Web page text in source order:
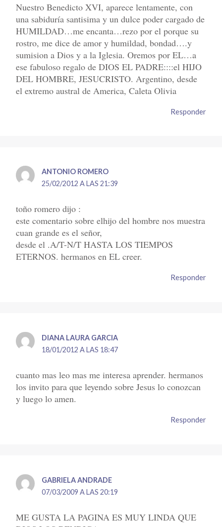
Nuestro Benedicto XVI, aparece lentamente, con
una sabiduría santisima y un dulce poder cargado de
HUMILDAD…me encanta…rezo por el porque su
rostro, me dice de amor y humildad, bondad….y
sumision a Dios y a la Iglesia. Oremos por EL…a
ese fabuloso regalo de DIOS EL PADRE::::el HIJO
DEL HOMBRE, JESUCRISTO. Argentino, desde
el extremo austral de America, Caleta Olivia
Responder
ANTONIO ROMERO
25/02/2012 A LAS 21:39
toño romero dijo :
este comentario sobre elhijo del hombre nos muestra
cuan grande es el señor,
desde el .A/T-N/T HASTA LOS TIEMPOS
ETERNOS. hermanos en EL creer.
Responder
DIANA LAURA GARCIA
18/01/2012 A LAS 18:47
cuanto mas leo mas me interesa aprender. hermanos
los invito para que leyendo sobre Jesus lo conozcan
y luego lo amen.
Responder
GABRIELA ANDRADE
07/03/2009 A LAS 20:19
ME GUSTA LA PAGINA ES MUY LINDA QUE